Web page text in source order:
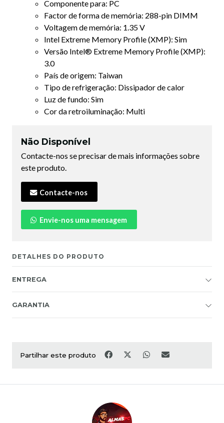
Componente para: PC
Factor de forma de memória: 288-pin DIMM
Voltagem de memória: 1.35 V
Intel Extreme Memory Profile (XMP): Sim
Versão Intel® Extreme Memory Profile (XMP):
3.0
País de origem: Taiwan
Tipo de refrigeração: Dissipador de calor
Luz de fundo: Sim
Cor da retroiluminação: Multi
Não Disponível
Contacte-nos se precisar de mais informações sobre
este produto.
Contacte-nos
Envie-nos uma mensagem
DETALHES DO PRODUTO
ENTREGA
GARANTIA
Partilhar este produto